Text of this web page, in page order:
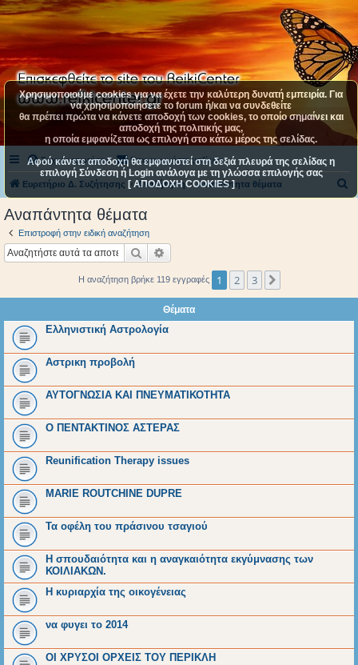
Συχνές ερωτήσεις Επικοινωνήστε μαζί μας
Ευρετήριο Δ. Συζήτησης Αναζήτηση Αναπάντητα θέματα
η
Αναπάντητα θέματα
Επιστροφή στην ειδική αναζήτηση
Αναζήτηση
Η αναζήτηση βρήκε 119 εγγραφές 1 2 3
Θέματα
Ελληνιστική Αστρολογία
Αστρικη προβολή
ΑΥΤΟΓΝΩΣΙΑ ΚΑΙ ΠΝΕΥΜΑΤΙΚΟΤΗΤΑ
O ΠΕΝΤΑΚΤΙΝΟΣ ΑΣΤΕΡΑΣ
Reunification Therapy issues
MARIE ROUTCHINE DUPRE
Τα οφέλη του πράσινου τσαγιού
Η σπουδαιότητα και η αναγκαιότητα εκγύμνασης των
ΚΟΙΛΙΑΚΩΝ.
Η κυριαρχία της οικογένειας
να φυγει το 2014
ΟΙ ΧΡΥΣΟΙ ΟΡΧΕΙΣ ΤΟΥ ΠΕΡΙΚΛΗ
Χρησιμοποιούμε cookies για να έχετε την καλύτερη δυνατή εμπειρία. Για
να χρησιμοποιήσετε το forum ή/και να συνδεθείτε
θα πρέπει πρώτα να κάνετε αποδοχή των cookies, το οποίο σημαίνει και
αποδοχή της πολιτικής μας,
η οποία εμφανίζεται ως επιλογή στο κάτω μέρος της σελίδας.
Αφού κάνετε αποδοχή θα εμφανιστεί στη δεξιά πλευρά της σελίδας η
επιλογή Σύνδεση ή Login ανάλογα με τη γλώσσα επιλογής σας
[ ΑΠΟΔΟΧΗ COOKIES ]